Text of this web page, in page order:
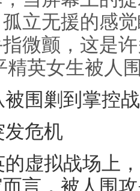
立无援的感
微颤，这是
精英女生被人
围剿到掌控
发危机
虚拟战场上
言，被人围